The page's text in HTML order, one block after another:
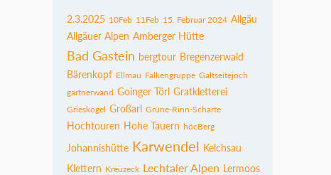
2.3.2025 10Feb 11Feb 15. Februar 2024 Allgäu
Allgäuer Alpen Amberger Hütte
Bad Gastein bergtour Bregenzerwald
Bärenkopf Ellmau Falkengruppe Galtseitejoch
gartnerwand Goinger Törl Gratkletterei
Grieskogel Großarl Grüne-Rinn-Scharte
Hochtouren Hohe Tauern höcBerg
Johannishütte Karwendel Kelchsau
Klettern Kreuzeck Lechtaler Alpen Lermoos